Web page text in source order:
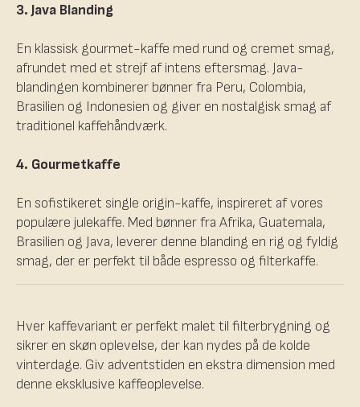
3. Java Blanding
En klassisk gourmet-kaffe med rund og cremet smag,
afrundet med et strejf af intens eftersmag. Java-
blandingen kombinerer bønner fra Peru, Colombia,
Brasilien og Indonesien og giver en nostalgisk smag af
traditionel kaffehåndværk.
4. Gourmetkaffe
En sofistikeret single origin-kaffe, inspireret af vores
populære julekaffe. Med bønner fra Afrika, Guatemala,
Brasilien og Java, leverer denne blanding en rig og fyldig
smag, der er perfekt til både espresso og filterkaffe.
Hver kaffevariant er perfekt malet til filterbrygning og
sikrer en skøn oplevelse, der kan nydes på de kolde
vinterdage. Giv adventstiden en ekstra dimension med
denne eksklusive kaffeoplevelse.